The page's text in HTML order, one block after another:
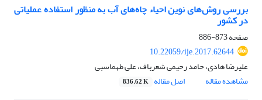
بررسی روش‌های نوین احیاء چاه‌های آب به منظور استفاده عملیاتی
در کشور
صفحه873-886
10.22059/ije.2017.62644
علیرضا هادی، حامد رحیمی شعرباف، علی طهماسبی
مشاهده مقاله
اصل مقاله 836.62 K